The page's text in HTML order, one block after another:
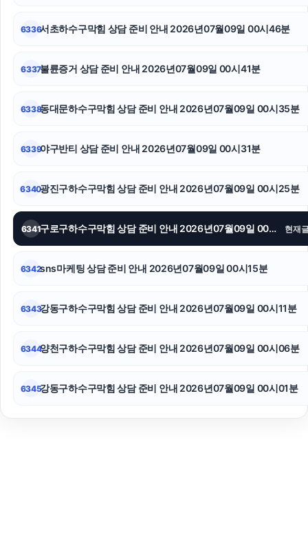
노원구하수구막힘
인스타그램 좋아요 구매
의정부학교폭력변호사
6336서초하수구막힘 상담 준비 안내 2026년07월09일 00시46분
6337불륜증거 상담 준비 안내 2026년07월09일 00시41분
6338동대문하수구막힘 상담 준비 안내 2026년07월09일 00시35분
6339야구반티 상담 준비 안내 2026년07월09일 00시31분
6340광진구하수구막힘 상담 준비 안내 2026년07월09일 00시25분
6341 구로구하수구막힘 상담 준비 안내 2026년07월09일 00시21분 현재
6342sns마케팅 상담 준비 안내 2026년07월09일 00시15분
6343강동구하수구막힘 상담 준비 안내 2026년07월09일 00시11분
6344양천구하수구막힘 상담 준비 안내 2026년07월09일 00시06분
6345강동구하수구막힘 상담 준비 안내 2026년07월09일 00시01분